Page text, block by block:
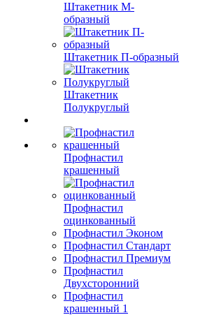
Штакетник М-
образный
Штакетник П-образный
Штакетник
Полукруглый
Профнастил
крашенный
Профнастил
оцинкованный
Профнастил Эконом
Профнастил Стандарт
Профнастил Премиум
Профнастил
Двухсторонний
Профнастил
крашенный 1